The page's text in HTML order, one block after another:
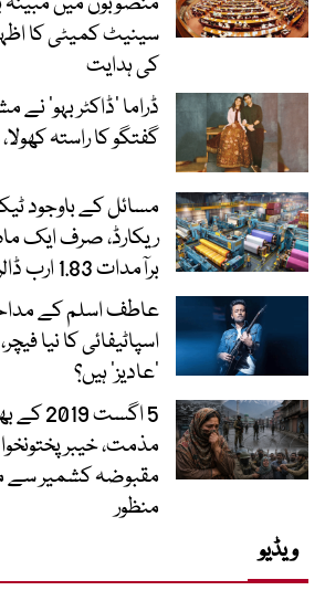
سینیٹ کمیٹی کا
کی ہدایت
ڈراما ’ڈاکٹر بہو‘
گفتگو کا راستہ
مسائل کے باوجود
ریکارڈ، صرف ایک
برآمدات 1.83 ارب ڈالر سے تجاوز
عاطف اسلم کے
اسپاٹیفائی کا نیا
‘عادیز’ ہیں؟
5 اگست
مذمت،
مقبوضہ کشمیر سے
منظور
ویڈیو